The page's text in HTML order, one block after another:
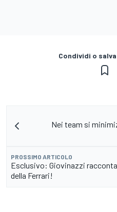
Condividi o
Nei team si
PROSSIMO ARTICOLO
Esclusivo: Giovinazzi
della Ferrari!